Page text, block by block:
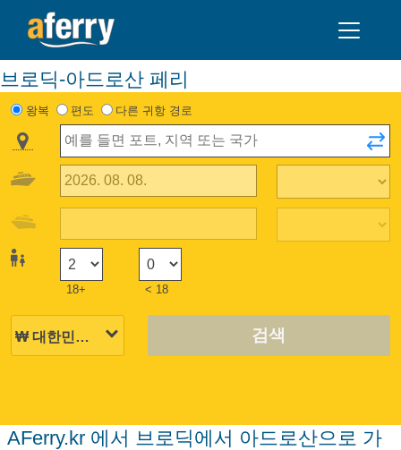
브로딕-아드로산 페리
왕복 편도 다른 귀항 경로
18+ < 18
검색
AFerry.kr 에서 브로딕에서 아드로산으로 가